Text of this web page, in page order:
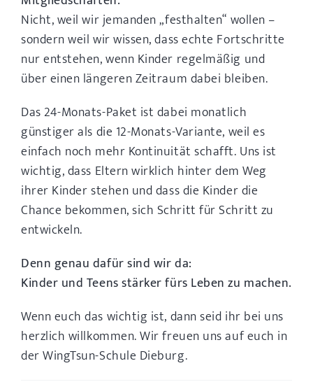
Nicht, weil wir jemanden „festhalten“ wollen –
sondern weil wir wissen, dass echte Fortschritte
nur entstehen, wenn Kinder regelmäßig und
über einen längeren Zeitraum dabei bleiben.
Das 24-Monats-Paket ist dabei monatlich
günstiger als die 12-Monats-Variante, weil es
einfach noch mehr Kontinuität schafft. Uns ist
wichtig, dass Eltern wirklich hinter dem Weg
ihrer Kinder stehen und dass die Kinder die
Chance bekommen, sich Schritt für Schritt zu
entwickeln.
Denn genau dafür sind wir da:
Kinder und Teens stärker fürs Leben zu machen.
Wenn euch das wichtig ist, dann seid ihr bei uns
herzlich willkommen. Wir freuen uns auf euch in
der WingTsun-Schule Dieburg.